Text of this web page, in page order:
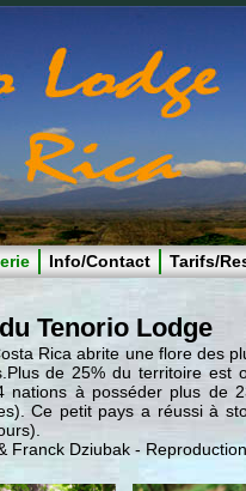
Info/Contact Tarifs/
Tenorio Lodge
Rica abrite une flore des
de 25% du territoire est
nations à posséder plus de
Ce petit pays a réussi à
Franck Dziubak -